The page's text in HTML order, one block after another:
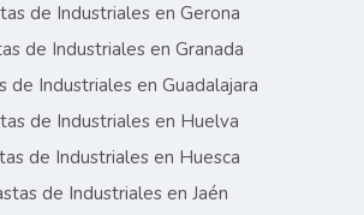
de Industriales en Gerona
de Industriales en Granada
de Industriales en Guadalajara
de Industriales en Huelva
de Industriales en Huesca
de Industriales en Jaén